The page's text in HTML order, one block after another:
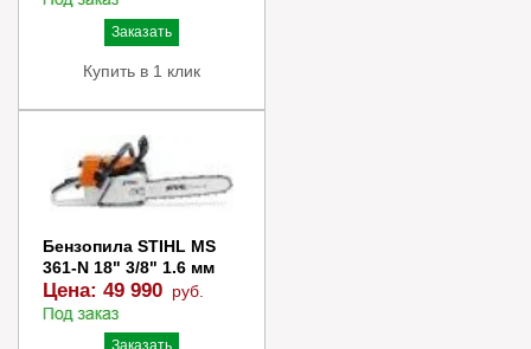
Заказать
Купить в 1 клик
Бензопила STIHL MS
361-N 18" 3/8" 1.6 мм
Цена: 49 990 руб.